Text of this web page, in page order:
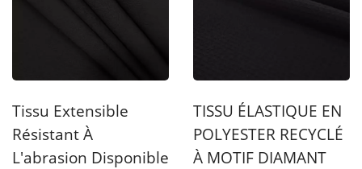
Tissu Extensible
Résistant À
L'abrasion Disponible
TISSU ÉLASTIQUE EN
POLYESTER RECYCLÉ
À MOTIF DIAMANT